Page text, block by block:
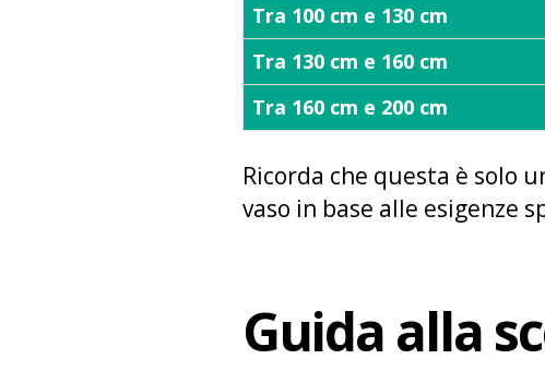
Tra 100 cm e 130 cm
Tra 130 cm e 160 cm
Tra 160 cm e 200 cm
Ricorda che questa è solo
vaso in base alle esigenze
Guida alla